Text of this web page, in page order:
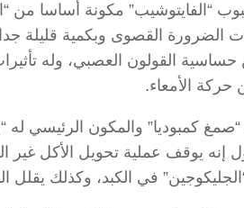
“الفايتوشيب” مكونة أساسا
الضرورة القصوى وبكمية
القولون العصبي، وله
حركة الأمعاء.
كمبوديا” والمكون الرئيسي
إنه يوقف عملية تحويل الأكل
في الكبد، وكذلك يقلل